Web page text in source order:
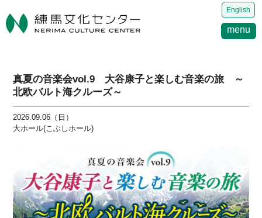
English
menu
真夏の音楽会vol.9 大谷康子と楽しむ音楽の旅 ～
北欧バルト海クルーズ～
2026.09.06（日）
大ホール(こぶしホール)